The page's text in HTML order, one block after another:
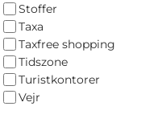
Stoffer
Taxa
Taxfree shopping
Tidszone
Turistkontorer
Vejr